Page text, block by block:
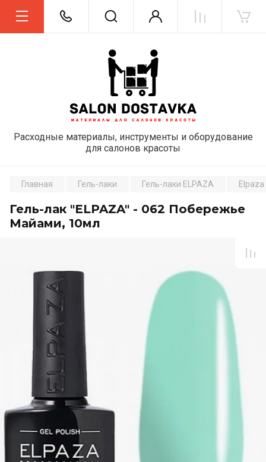
Расходные материалы, инструменты и оборудование
для салонов красоты
Главная Гель-лаки Гель-лаки ELPAZA
Гель-лак "ELPAZA" - 062 Побережье
Майами, 10мл